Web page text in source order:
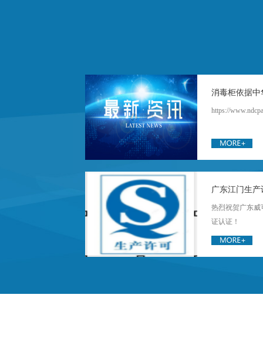
消毒柜依据中
规定备案
https://
广东江门生产
热烈祝贺广东威
证认证！